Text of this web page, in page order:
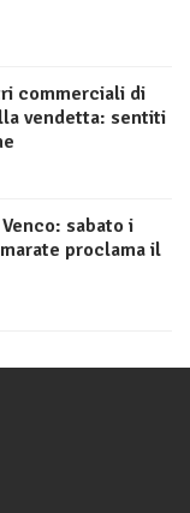
commerciali di
vendetta: sentiti
sabato i
proclama il